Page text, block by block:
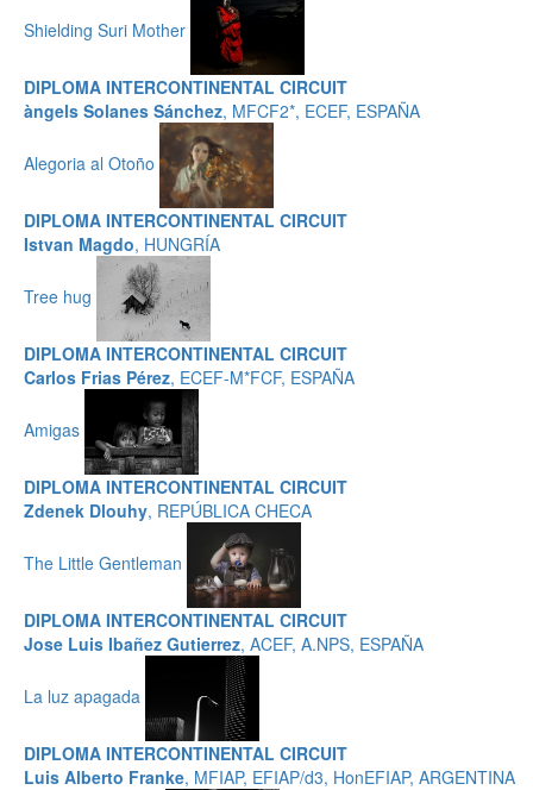
Shielding Suri Mother
DIPLOMA INTERCONTINENTAL CIRCUIT
àngels Solanes Sánchez, MFCF2*, ECEF, ESPAÑA
Alegoria al Otoño
DIPLOMA INTERCONTINENTAL CIRCUIT
Istvan Magdo, HUNGRÍA
Tree hug
DIPLOMA INTERCONTINENTAL CIRCUIT
Carlos Frias Pérez, ECEF-M*FCF, ESPAÑA
Amigas
DIPLOMA INTERCONTINENTAL CIRCUIT
Zdenek Dlouhy, REPÚBLICA CHECA
The Little Gentleman
DIPLOMA INTERCONTINENTAL CIRCUIT
Jose Luis Ibañez Gutierrez, ACEF, A.NPS, ESPAÑA
La luz apagada
DIPLOMA INTERCONTINENTAL CIRCUIT
Luis Alberto Franke, MFIAP, EFIAP/d3, HonEFIAP, ARGENTINA